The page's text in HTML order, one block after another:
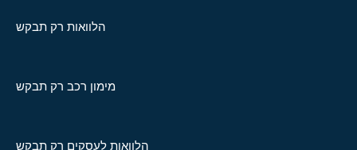
הלוואות רק תבקש
מימון רכב רק תבקש
הלוואות לעסקים רק תבקש